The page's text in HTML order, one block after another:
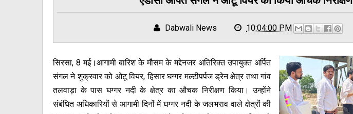
Dabwali News 10:04:00 PM
सिरसा, 8 मई।आगामी बारिश के मौसम के मद्देनजर अतिरिक्त उपायुक्त अर्पित
संगल ने शुक्रवार को ओटू वियर, हिसार घग्गर मल्टीपर्पज ड्रेन क्षेत्र तथा गांव
तलवाड़ा के पास घग्गर नदी के क्षेत्र का औचक निरीक्षण किया। उन्होंने
संबंधित अधिकारियों से आगामी दिनों में घग्गर नदी के जलभराव वाले क्षेत्रों की